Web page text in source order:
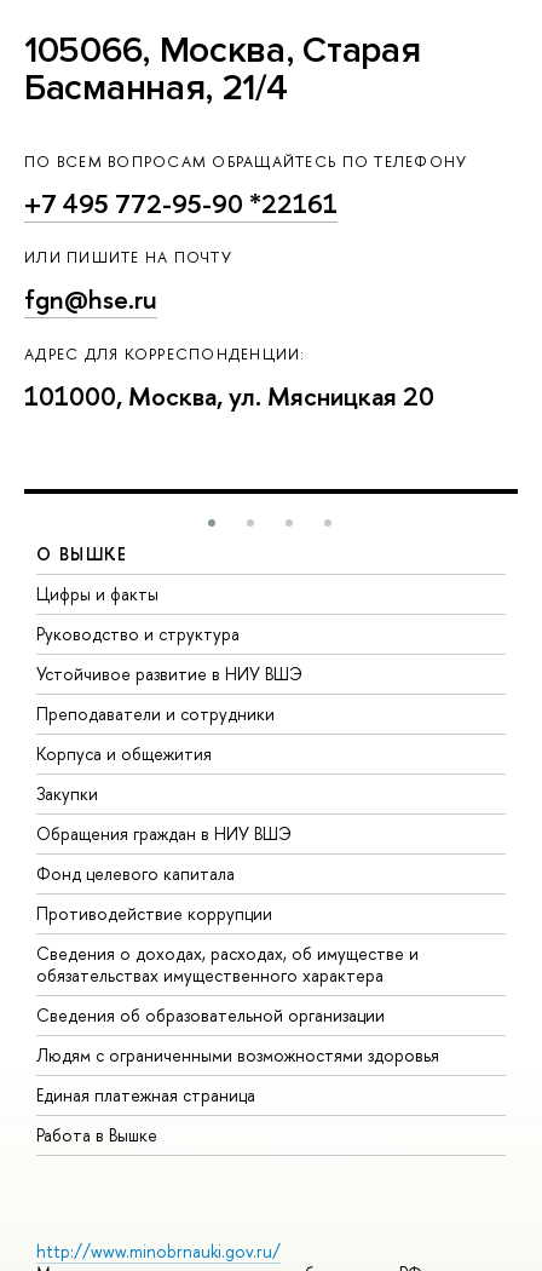
105066, Москва, Старая
Басманная, 21/4
ПО ВСЕМ ВОПРОСАМ ОБРАЩАЙТЕСЬ ПО ТЕЛЕФОНУ
+7 495 772-95-90 *22161
ИЛИ ПИШИТЕ НА ПОЧТУ
fgn@hse.ru
АДРЕС ДЛЯ КОРРЕСПОНДЕНЦИИ:
101000, Москва, ул. Мясницкая 20
О ВЫШКЕ
Цифры и факты
Руководство и структура
Устойчивое развитие в НИУ ВШЭ
Преподаватели и сотрудники
Корпуса и общежития
Закупки
Обращения граждан в НИУ ВШЭ
Фонд целевого капитала
Противодействие коррупции
Сведения о доходах, расходах, об имуществе и
обязательствах имущественного характера
Сведения об образовательной организации
Людям с ограниченными возможностями здоровья
Единая платежная страница
Работа в Вышке
http://www.minobrnauki.gov.ru/